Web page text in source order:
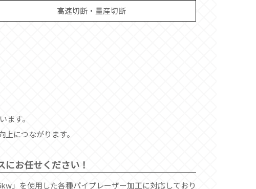
高速切断・量産切断
ます。
につながります。
お任せください！
」を使用した各種パイプレーザー加工に対応しており